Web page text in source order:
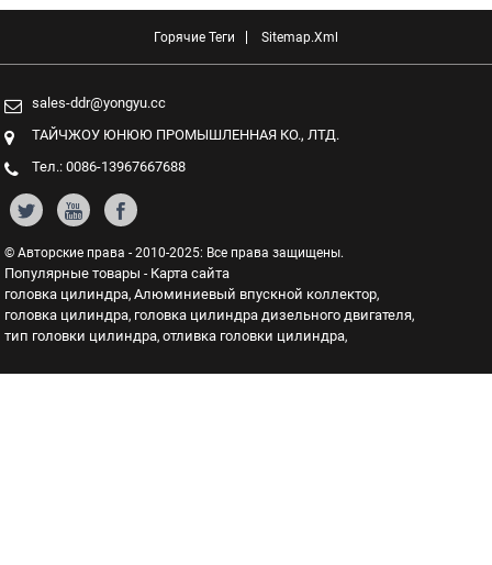
Горячие Теги Sitemap.xml
sales-ddr@yongyu.cc
ТАЙЧЖОУ ЮНЮЮ ПРОМЫШЛЕННАЯ КО., ЛТД.
Тел.: 0086-13967667688
© Авторские права - 2010-2025: Все права защищены.
Популярные товары - Карта сайта
головка цилиндра,Алюминиевый впускной коллектор,
головка цилиндра, головка цилиндра дизельного двигателя,
тип головки цилиндра,отливка головки цилиндра,